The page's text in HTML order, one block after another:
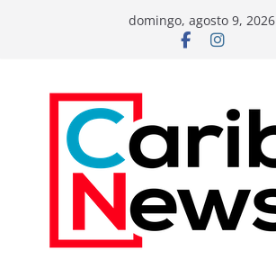
domingo, agosto 9, 2026